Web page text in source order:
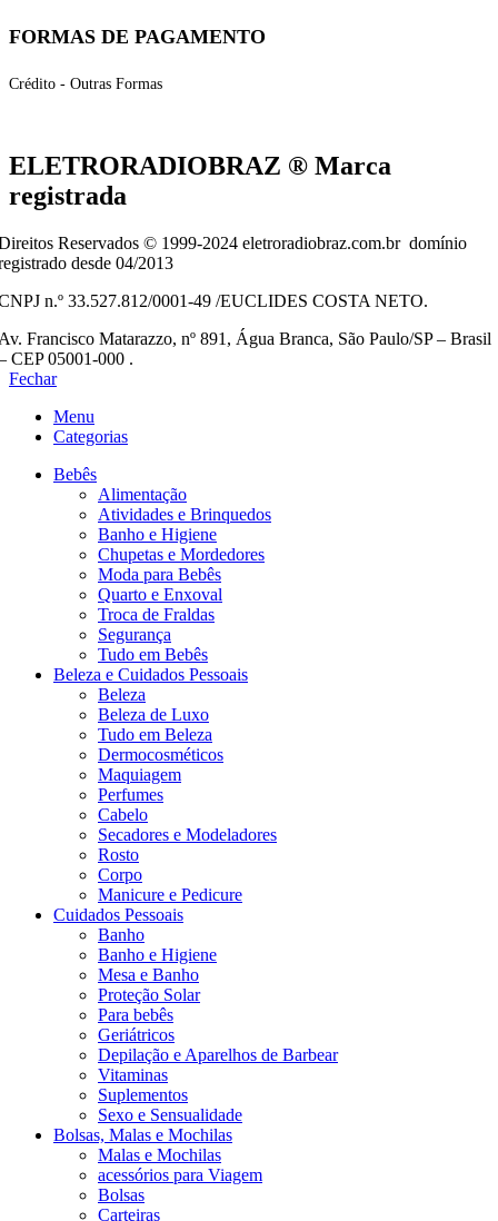
FORMAS DE PAGAMENTO
Crédito - Outras Formas
ELETRORADIOBRAZ ® Marca
registrada
Reservados © 1999-2024 eletroradiobraz.com.br domínio
desde 04/2013
n.º 33.527.812/0001-49 /EUCLIDES COSTA NETO.
Francisco Matarazzo, nº 891, Água Branca, São Paulo/SP – Brasil
CEP 05001-000 .
Fechar
Menu
Categorias
Bebês
Alimentação
Atividades e Brinquedos
Banho e Higiene
Chupetas e Mordedores
Moda para Bebês
Quarto e Enxoval
Troca de Fraldas
Segurança
Tudo em Bebês
Beleza e Cuidados Pessoais
Beleza
Beleza de Luxo
Tudo em Beleza
Dermocosméticos
Maquiagem
Perfumes
Cabelo
Secadores e Modeladores
Rosto
Corpo
Manicure e Pedicure
Cuidados Pessoais
Banho
Banho e Higiene
Mesa e Banho
Proteção Solar
Para bebês
Geriátricos
Depilação e Aparelhos de Barbear
Vitaminas
Suplementos
Sexo e Sensualidade
Bolsas, Malas e Mochilas
Malas e Mochilas
acessórios para Viagem
Bolsas
Carteiras